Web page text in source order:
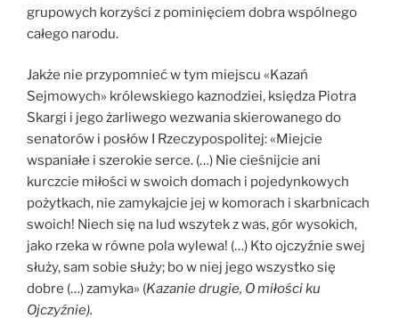
grupowych korzyści z pominięciem dobra wspólnego
całego narodu.
Jakże nie przypomnieć w tym miejscu «Kazań
Sejmowych» królewskiego kaznodziei, księdza Piotra
Skargi i jego żarliwego wezwania skierowanego do
senatorów i posłów I Rzeczypospolitej: «Miejcie
wspaniałe i szerokie serce. (…) Nie cieśnijcie ani
kurczcie miłości w swoich domach i pojedynkowych
pożytkach, nie zamykajcie jej w komorach i skarbnicach
swoich! Niech się na lud wszytek z was, gór wysokich,
jako rzeka w równe pola wylewa! (…) Kto ojczyźnie swej
służy, sam sobie służy; bo w niej jego wszystko się
dobre (…) zamyka» (Kazanie drugie, O miłości ku
Ojczyźnie).